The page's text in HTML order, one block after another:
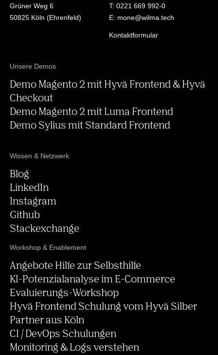
Grüner Weg 6
50825 Köln (Ehrenfeld)
T: 0221 669 992-0
E: mone@wilma.tech
Kontaktformular
Unsere Demos
Demo Magento 2 mit Hyvä Frontend & Hyvä
Checkout
Demo Magento 2 mit Luma Frontend
Demo Sylius mit Standard Frontend
Wissen & Netzwerk
Blog
LinkedIn
Instagram
Github
Stackexchange
Workshop & Enablement
Angebote Hilfe zur Selbsthilfe
KI-Potenzialanalyse im E-Commerce
Evaluierungs-Workshop
Hyvä Frontend Schulung vom Hyvä Silber
Partner aus Köln
CI / DevOps Schulungen
Monitoring & Logs verstehen